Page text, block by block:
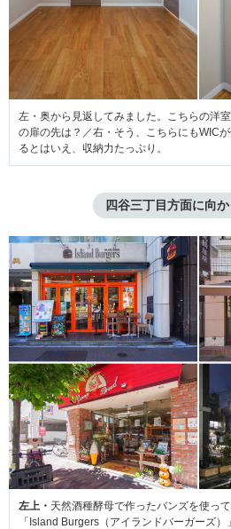
左・奥から見返してみました。こちらの洋
の扉の先は？／右・そう、こちらにもWIC
るとはいえ、収納力たっぷり。
四谷三丁目方面に向か
左上・ 天然酒種酵母で作ったバンズを使っ
「Island Burgers（アイランドバーガーズ